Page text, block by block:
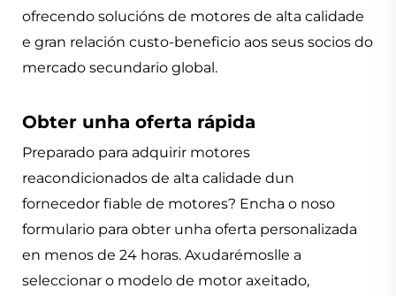
ofrecendo solucións de motores de alta calidade
e gran relación custo-beneficio aos seus socios do
mercado secundario global.
Obter unha oferta rápida
Preparado para adquirir motores
reacondicionados de alta calidade dun
fornecedor fiable de motores? Encha o noso
formulario para obter unha oferta personalizada
en menos de 24 horas. Axudarémoslle a
seleccionar o modelo de motor axeitado,